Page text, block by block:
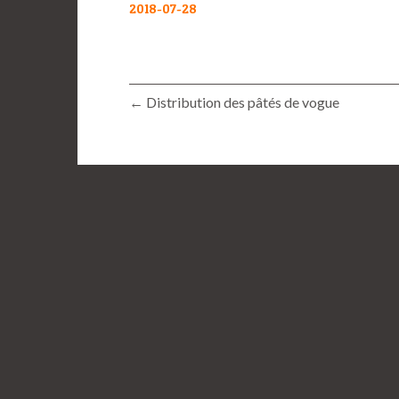
2018-07-28
← Distribution des pâtés de vogue